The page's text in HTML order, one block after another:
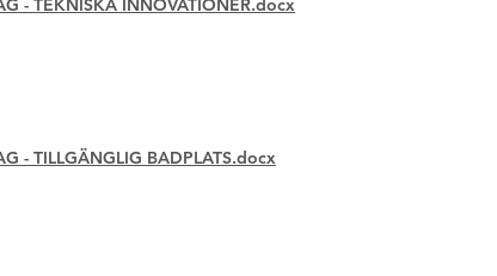
- TEKNISKA INNOVATIONER.docx
- TILLGÄNGLIG BADPLATS.docx